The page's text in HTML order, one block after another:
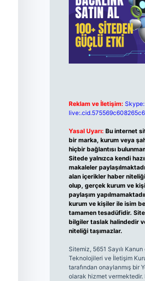
Reklam ve İletişim: Skype:
Yasal Uyarı: Bu internet
bir marka, kurum veya
hiçbir bağlantısı
Sitede yalnızca kendi
makaleler
alan içerikler haber
olup, gerçek kurum ve
paylaşım
kurum ve kişiler ile isim
tamamen tesadüfidir.
bilgiler taslak halindedir
niteliği taşımazlar.
Sitemiz, 5651 Sayılı
Teknolojileri ve İletişim
tarafından onaylanmış bir
olarak hizmet vermektedir.